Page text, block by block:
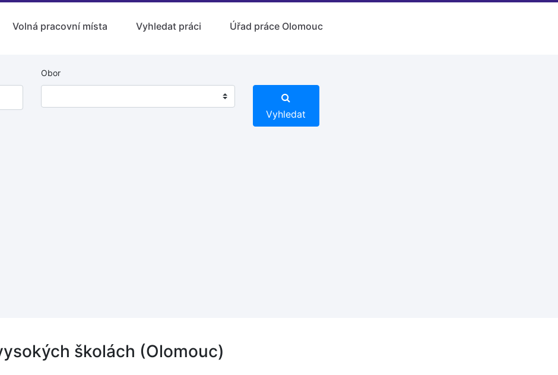
Volná pracovní místa Vyhledat práci Úřad práce Olomouc
Obor
Vyhledat
školách (Olomouc)